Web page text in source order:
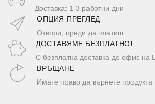
Доставка: 1-3 работни дни
ОПЦИЯ ПРЕГЛЕД
Отвори, преди да платиш
ДОСТАВЯМЕ БЕЗПЛАТНО!
С безплатна доставка до офис на
ВРЪЩАНЕ
Имате право да върнете продукта